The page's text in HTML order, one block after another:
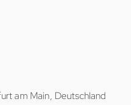
am Main, Deutschland